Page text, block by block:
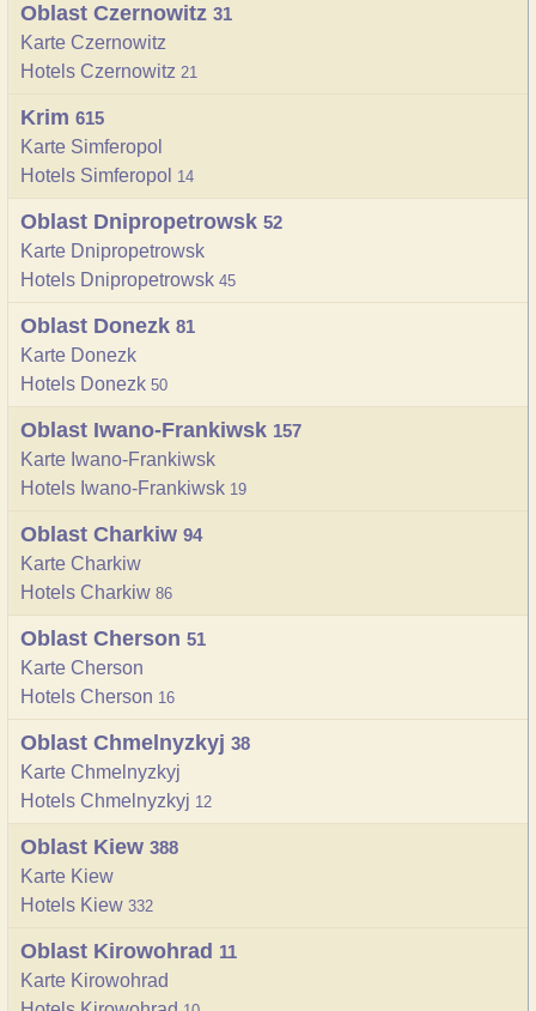
Oblast Czernowitz 31
Karte Czernowitz
Hotels Czernowitz 21
Krim 615
Karte Simferopol
Hotels Simferopol 14
Oblast Dnipropetrowsk 52
Karte Dnipropetrowsk
Hotels Dnipropetrowsk 45
Oblast Donezk 81
Karte Donezk
Hotels Donezk 50
Oblast Iwano-Frankiwsk 157
Karte Iwano-Frankiwsk
Hotels Iwano-Frankiwsk 19
Oblast Charkiw 94
Karte Charkiw
Hotels Charkiw 86
Oblast Cherson 51
Karte Cherson
Hotels Cherson 16
Oblast Chmelnyzkyj 38
Karte Chmelnyzkyj
Hotels Chmelnyzkyj 12
Oblast Kiew 388
Karte Kiew
Hotels Kiew 332
Oblast Kirowohrad 11
Karte Kirowohrad